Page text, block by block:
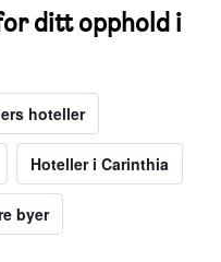
ditt opphold i
hoteller
Hoteller i Carinthia
byer